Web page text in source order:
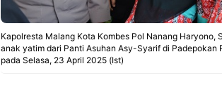
Kapolresta Malang Kota Kombes Pol Nanang
anak yatim dari Panti Asuhan Asy-Syarif di
pada Selasa, 23 April 2025 (Ist)